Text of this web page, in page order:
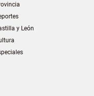
y León